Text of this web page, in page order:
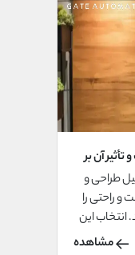
آن بر
طراحی و
و راحتی را
انتخاب این
نوع طراحی و
مشاهده